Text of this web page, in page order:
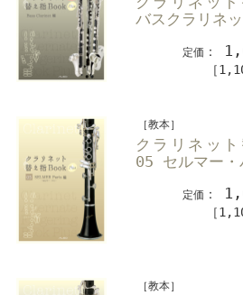
バスクラリネ
定価 ：
［
［教本］
クラリネッ
05 セルマー・
定価 ：
［
［教本］